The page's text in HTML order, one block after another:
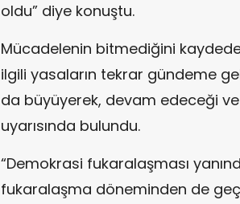
oldu” diye konuştu.
Mücadelenin bitmediğini
ilgili yasaların tekrar gündeme
da büyüyerek, devam edeceği
uyarısında bulundu.
“Demokrasi fukaralaşması
fukaralaşma döneminden de